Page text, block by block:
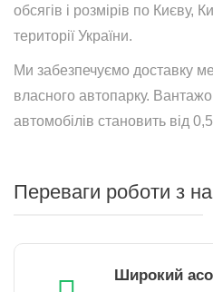
обсягів і розмірів по Києву,
території України.
Ми забезпечуємо доставку
власного автопарку.
автомобілів становить від
Переваги роботи з
Широкий